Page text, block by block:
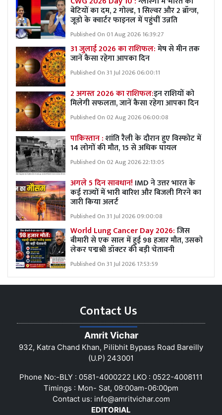
बेटियों का दम, 2 गोल्ड, 1 सिल्वर और 2 ब्रॉन्ज,
जूडो के क्वार्टर फाइनल में पहुंचीं उन्नति
Published On 01 Aug 2026 16:39:27
31 जुलाई 2026 का राशिफल:मेष से मीन तक
जानें कैसा रहेगा आपका दिन
Published On 31 Jul 2026 06:00:11
2 अगस्त 2026 का राशिफल:इन राशियों को
मिलेगी सफलता, जानें कैसा रहेगा आपका दिन
Published On 02 Aug 2026 06:00:08
पाकिस्तान :शांति रैली के दौरान हुए विस्फोट में
14 लोगों की मौत, 15 से अधिक घायल
Published On 02 Aug 2026 22:13:05
अगले 5 दिन सावधान! IMD ने उत्तर भारत के
कई राज्यों में भारी बारिश और बिजली गिरने का
जारी किया अलर्ट
Published On 31 Jul 2026 09:00:08
World Lung Cancer Day 2026:जिस
बीमारी से एक साल में हुई 98 हजार मौत, उसको
लेकर पद्मश्री डॉक्टर की बड़ी चेतावनी
Published On 31 Jul 2026 17:53:59
Contact Us
Amrit Vichar
932, Katra Chand Khan, Pilibhit Bypass Road Bareilly
(U.P) 243001
Phone No:-BLY : 0581-4000222 LKO : 0522-4008111
Timings : Mon- Sat, 09:00am-06:00pm
Contact us: info@amritvichar.com
EDITORIAL